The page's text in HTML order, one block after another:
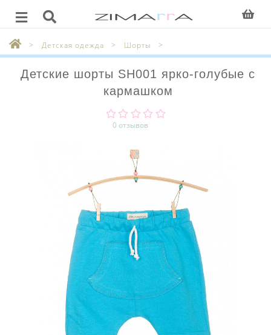
Детская одежда Шорты
Детские шорты SH001 ярко-голубые с
кармашком
0 отзывов